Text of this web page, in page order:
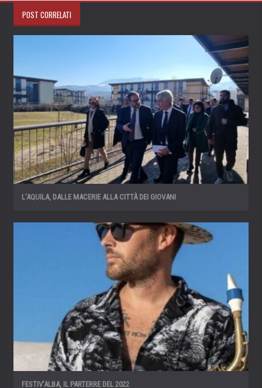
POST CORRELATI
L’AQUILA, DALLE MACERIE ALLA CITTÀ DEI GIOVANI
FESTIV’ALBA, IL PARTERRE DEL 2022